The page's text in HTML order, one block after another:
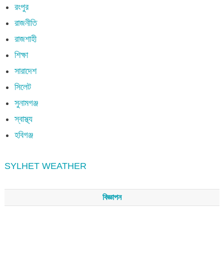
রংপুর
রাজনীতি
রাজশাহী
শিক্ষা
সারাদেশ
সিলেট
সুনামগঞ্জ
স্বাস্থ্য
হবিগঞ্জ
SYLHET WEATHER
বিজ্ঞাপন